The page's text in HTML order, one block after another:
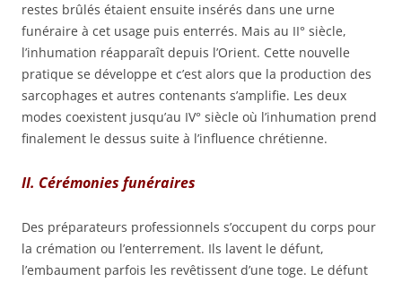
restes brûlés étaient ensuite insérés dans une urne
funéraire à cet usage puis enterrés. Mais au II° siècle,
l’inhumation réapparaît depuis l’Orient. Cette nouvelle
pratique se développe et c’est alors que la production des
sarcophages et autres contenants s’amplifie. Les deux
modes coexistent jusqu’au IV° siècle où l’inhumation prend
finalement le dessus suite à l’influence chrétienne.
II. Cérémonies funéraires
Des préparateurs professionnels s’occupent du corps pour
la crémation ou l’enterrement. Ils lavent le défunt,
l’embaument parfois les revêtissent d’une toge. Le défunt